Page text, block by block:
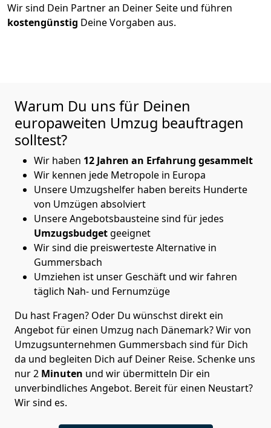
Wir sind Dein Partner an Deiner Seite und führen
kostengünstig Deine Vorgaben aus.
Warum Du uns für Deinen
europaweiten Umzug beauftragen
solltest?
Wir haben 12 Jahren an Erfahrung gesammelt
Wir kennen jede Metropole in Europa
Unsere Umzugshelfer haben bereits Hunderte
von Umzügen absolviert
Unsere Angebotsbausteine sind für jedes
Umzugsbudgetgeeignet
Wir sind die preiswerteste Alternative in
Gummersbach
Umziehen ist unser Geschäft und wir fahren
täglich Nah- und Fernumzüge
Du hast Fragen? Oder Du wünschst direkt ein
Angebot für einen Umzug nach Dänemark? Wir von
Umzugsunternehmen Gummersbach sind für Dich
da und begleiten Dich auf Deiner Reise. Schenke uns
nur2 Minuten und wir übermitteln Dir ein
unverbindliches Angebot. Bereit für einen Neustart?
Wir sind es.